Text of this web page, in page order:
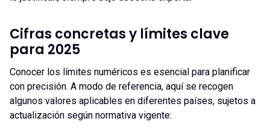
Cifras concretas y límites clave
para 2025
Conocer los límites numéricos es esencial para planificar
con precisión. A modo de referencia, aquí se recogen
algunos valores aplicables en diferentes países, sujetos a
actualización según normativa vigente: